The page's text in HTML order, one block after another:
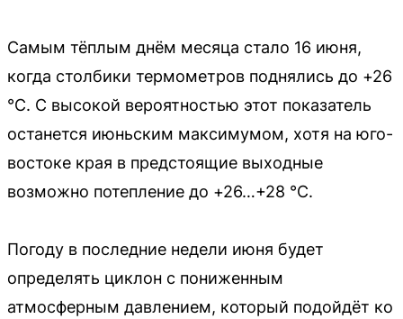
Самым тёплым днём месяца стало 16 июня,
когда столбики термометров поднялись до +26
°C. С высокой вероятностью этот показатель
останется июньским максимумом, хотя на юго-
востоке края в предстоящие выходные
возможно потепление до +26…+28 °C.
Погоду в последние недели июня будет
определять циклон с пониженным
атмосферным давлением, который подойдёт ко